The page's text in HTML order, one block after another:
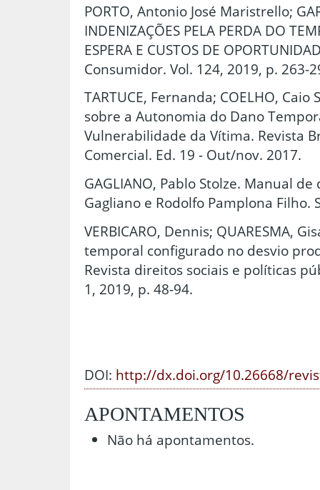
PORTO, Antonio José Maristrello;
INDENIZAÇÕES PELA PERDA DO
ESPERA E CUSTOS DE
Consumidor. Vol. 124, 2019, p. 263-
TARTUCE, Fernanda; COELHO,
sobre a Autonomia do Dano
Vulnerabilidade da Vítima. Revista
Comercial. Ed. 19 - Out/nov. 2017.
GAGLIANO, Pablo Stolze. Manual
Gagliano e Rodolfo Pamplona Filho.
VERBICARO, Dennis; QUARESMA,
temporal configurado no desvio
Revista direitos sociais e políticas
1, 2019, p. 48-94.
DOI: http://dx.doi.org/10.26668/
APONTAMENTOS
Não há apontamentos.